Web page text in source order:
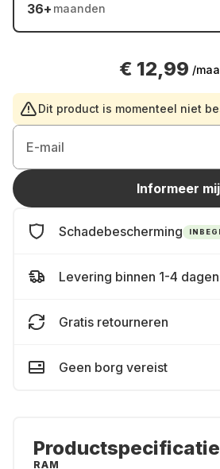
36+ maanden
€ 12,99 /
Dit product is momenteel niet
E-mail
Informeer mij
Schadebescherming
Levering binnen 1-4 dagen
Gratis retourneren
Geen borg vereist
RAM